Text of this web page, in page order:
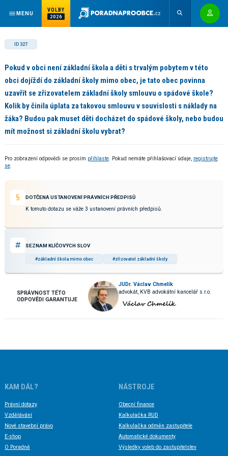
MENU
VOLBY
2026
ID 327
Pokud v obci není základní škola a děti s trvalým pobytem v této
obci dojíždí do základní školy mimo obec, je tato obec povinna
uzavřít se zřizovatelem základní školy smlouvu o spádové škole?
Kolik by činila úplata za takovou smlouvu v souvislosti s náklady na
žáka? Budou pak muset děti docházet do spádové školy, nebo budou
mít možnost si základní školu vybrat?
Pro zobrazení odpovědi se prosím přihlaste. Pokud nemáte přihlašovací údaje, registrujte
se.
DOTČENÁ USTANOVENÍ PRÁVNÍCH PŘEDPISŮ
K tomuto dotazu se váže 3 ustanovení právních předpisů.
SEZNAM KLÍČOVÝCH SLOV
#základní škola mimo obec #zřizovatel základní školy
SPRÁVNOST TÉTO
ODPOVĚDI GARANTUJE
JUDr. Václav Chmelík
advokát, KVB advokátní kancelář s.r.o.
KAM DÁL?
Právní dotazy
Vzdělávání
Nové stavební právo
E-shop
O Poradně
NÁSTROJE
Obecní finance
Kalkulačka RUD
Kalkulačka odměn zastupitele
Automatické dokumenty
Výsledky voleb do zastupitelstev